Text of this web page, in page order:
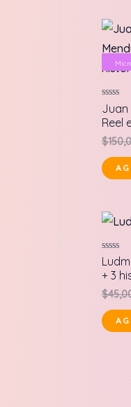
en
0
5
Juan
Reel
$
en
0
de
5
+ 3
$